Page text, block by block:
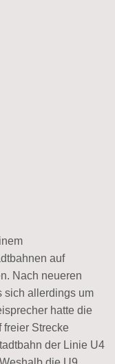
auf
Nach neueren
sich allerdings um
hatte die
freier Strecke
der Linie U4